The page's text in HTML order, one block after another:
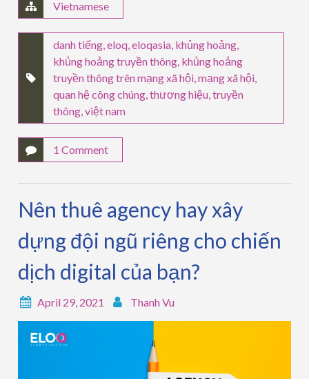
Vietnamese
danh tiếng,eloq,eloqasia, khủng hoảng,
khủng hoảng truyền thông, khủng hoảng
truyền thông trên mạng xã hội,mạng xã hội,
quan hệ công chúng,thương hiệu,truyền
thông,việt nam
1 Comment
Nên thuê agency hay xây
dựng đội ngũ riêng cho chiến
dịch digital của bạn?
April 29, 2021 Thanh Vu